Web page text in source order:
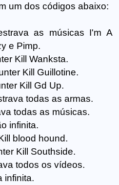
um dos códigos abaixo:
as músicas I'm A
e Pimp.
Kill Wanksta.
Kill Guillotine.
Kill Gd Up.
todas as armas.
todas as músicas.
infinita.
blood hound.
Kill Southside.
todos os vídeos.
infinita.